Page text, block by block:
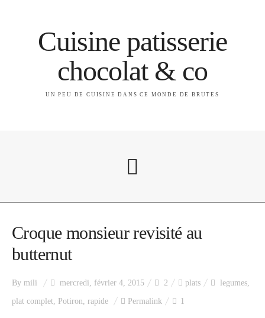
Cuisine patisserie
chocolat & co
UN PEU DE CUISINE DANS CE MONDE DE BRUTES
A propos
Catégories
Croque monsieur revisité au
butternut
By mili mercredi, février 4, 2015 2 plats legumes,
plat complet, Potiron, rapide Permalink 1